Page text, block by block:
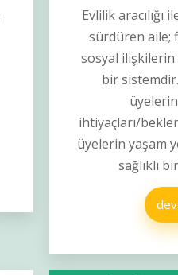
Evlilik aracılığı
sürdüren aile;
sosyal
bir
ihtiyaçları/
üyelerin yaşam
sağlıklı